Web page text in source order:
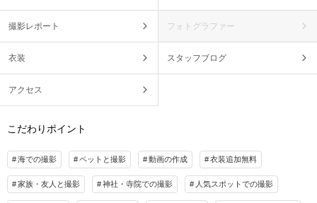
撮影レポート フォトグラファー
衣装 スタッフブログ
アクセス
こだわりポイント
海での撮影 ペットと撮影 動画の作成 衣装追加無料
家族・友人と撮影 神社・寺院での撮影 人気スポットでの撮影